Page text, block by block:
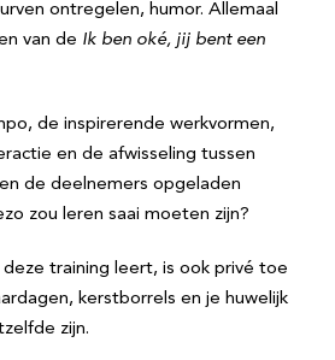
ontregelen, humor. Allemaal
van de Ik ben oké, jij bent een
de inspirerende werkvormen,
en de afwisseling tussen
de deelnemers opgeladen
zou leren saai moeten zijn?
deze training leert, is ook privé toe
kerstborrels en je huwelijk
zijn.